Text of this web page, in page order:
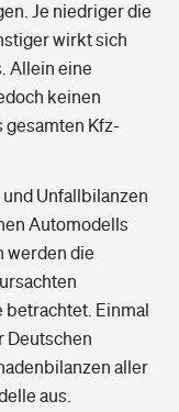
Je niedriger die
wirkt sich
Allein eine
keinen
gesamten Kfz-
Unfallbilanzen
Automodells
werden die
betrachtet. Einmal
Deutschen
aller
aus.